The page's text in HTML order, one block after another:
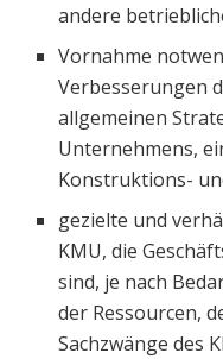
andere
Vornahme
Verbesserungen
allgemeinen
Unternehmens,
Konstruktions-
gezielte und
KMU, die
sind, je nach
der Ressourcen,
Sachzwänge des